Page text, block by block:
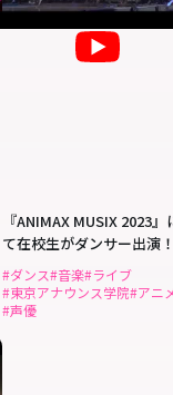
『ANIMAX MUSIX 2023』
て在校生がダンサー出演！
#ダンス#音楽#ライブ
#東京アナウンス学院#アニ
#声優